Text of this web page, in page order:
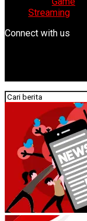
Streaming
Connect with us